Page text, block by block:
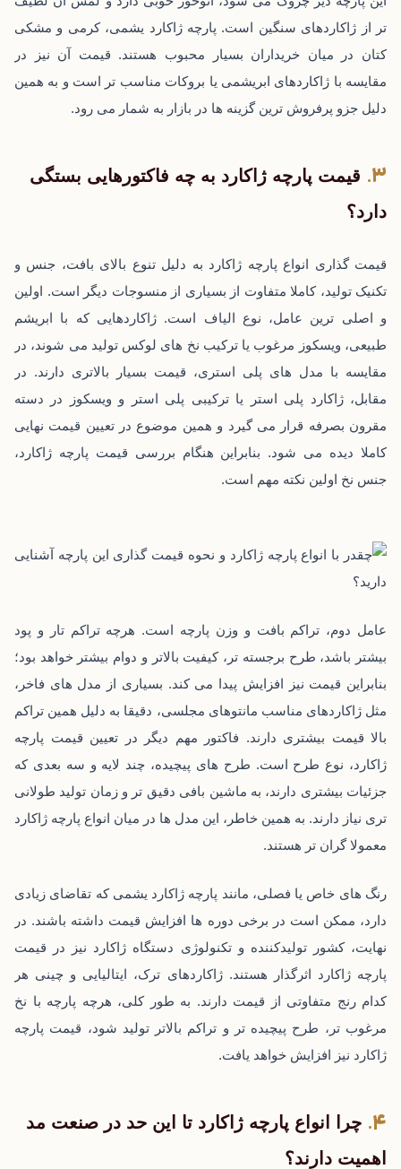
‌تر از ژاکاردهای سنگین‌ است. پارچه ژاکارد یشمی، کرمی و مشکی
کتان در میان خریداران بسیار محبوب هستند. قیمت آن نیز در
مقایسه با ژاکاردهای ابریشمی یا بروکات مناسب‌ تر است و به همین
دلیل جزو پرفروش ‌ترین گزینه‌ ها در بازار به شمار می‌ رود.
قیمت پارچه ژاکارد به چه فاکتورهایی بستگی
دارد؟
قیمت ‌گذاری انواع پارچه ژاکارد به دلیل تنوع بالای بافت، جنس و
تکنیک تولید، کاملا متفاوت از بسیاری از منسوجات دیگر است. اولین
و اصلی ‌ترین عامل، نوع الیاف است. ژاکاردهایی که با ابریشم
طبیعی، ویسکوز مرغوب یا ترکیب نخ ‌های لوکس تولید می ‌شوند، در
مقایسه با مدل ‌های پلی ‌استری، قیمت بسیار بالاتری دارند. در
مقابل، ژاکارد پلی ‌استر یا ترکیبی پلی‌ استر و ویسکوز در دسته
مقرون ‌بصرفه قرار می ‌گیرد و همین موضوع در تعیین قیمت نهایی
کاملا دیده می‌ شود. بنابراین هنگام بررسی قیمت پارچه ژاکارد،
جنس نخ اولین نکته مهم است.
عامل دوم، تراکم بافت و وزن پارچه است. هرچه تراکم تار و پود
بیشتر باشد، طرح برجسته ‌تر، کیفیت بالاتر و دوام بیشتر خواهد بود؛
بنابراین قیمت نیز افزایش پیدا می‌ کند. بسیاری از مدل ‌های فاخر،
مثل ژاکاردهای مناسب مانتوهای مجلسی، دقیقا به دلیل همین تراکم
بالا قیمت بیشتری دارند. فاکتور مهم دیگر در تعیین قیمت پارچه
ژاکارد، نوع طرح است. طرح‌ های پیچیده، چند لایه و سه‌ بعدی که
جزئیات بیشتری دارند، به ماشین‌ بافی دقیق ‌تر و زمان تولید طولانی‌
تری نیاز دارند. به همین خاطر، این مدل‌ ها در میان انواع پارچه ژاکارد
معمولا گران‌ تر هستند.
رنگ‌ های خاص یا فصلی، مانند پارچه ژاکارد یشمی که تقاضای زیادی
دارد، ممکن است در برخی دوره ‌ها افزایش قیمت داشته باشند. در
نهایت، کشور تولیدکننده و تکنولوژی دستگاه ژاکارد نیز در قیمت
پارچه ژاکارد اثرگذار هستند. ژاکاردهای ترک، ایتالیایی و چینی هر
کدام رنج متفاوتی از قیمت دارند. به‌ طور کلی، هرچه پارچه با نخ
مرغوب ‌تر، طرح پیچیده ‌تر و تراکم بالاتر تولید شود، قیمت پارچه
ژاکارد نیز افزایش خواهد یافت.
چرا انواع پارچه ژاکارد تا این حد در صنعت مد
اهمیت دارند؟